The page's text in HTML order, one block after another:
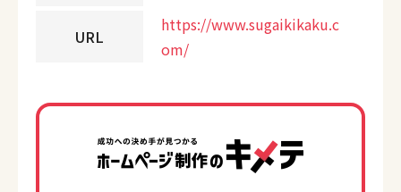
URL
https://www.sugaikikaku.c
om/